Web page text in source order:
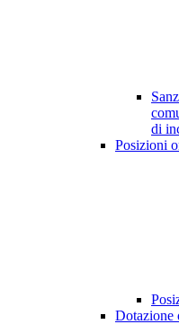
di
Posizioni
Dotazione